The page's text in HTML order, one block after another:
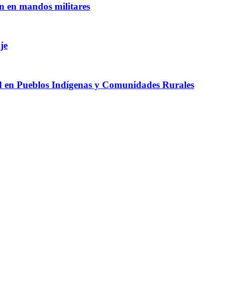
en mandos militares
Pueblos Indígenas y Comunidades Rurales